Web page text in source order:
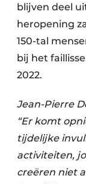
blijven deel
heropening
150-tal
bij het
2022.
Jean-Pierre
“Er komt
tijdelijke
activiteiten,
creëren niet